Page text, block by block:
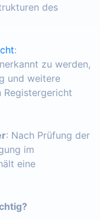
des
:
zu werden,
und weitere
Registergericht
: Nach Prüfung der
im
eine